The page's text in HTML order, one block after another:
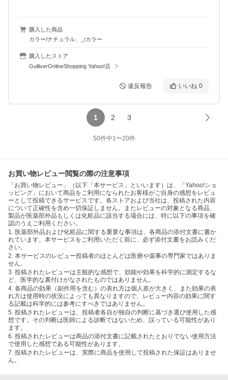
購入した商品
カラー/ナチュラル、_/カラー
購入したストア
GulliverOnlineShopping Yahoo!店
違反報告 いいね 0
1 2 3
50件中1〜20件
お買い物レビュー閲覧の際の注意事項
「お買い物レビュー」（以下「本サービス」といいます）は、「Yahoo!ショ
ッピング」において商品をご利用になられたお客様がご自身の感想をレビュ
ーとして投稿できるサービスです。各ストアおよび当社は、投稿された内容
について正確性を含め一切保証しません。またレビューの対象となる商品、
製品が医薬部外品もしくは化粧品に該当する場合には、特に以下の事項を確
認のうえご利用ください。
1. 医薬部外品および化粧品に関する重要な事項は、各商品の添付文書に書か
れています。本サービスをご利用いただく前に、必ず添付文書をお読みくだ
さい。
2. 本サービスのレビュー投稿者のほとんどは医療や薬事の専門家ではありま
せん。
3. 投稿されたレビューは主観的な感想で、効能や効果を科学的に測定するな
ど、医学的な裏付けがなされたものではありません。
4. 各商品の効果（副作用を含む）の表れ方は個人差が大きく、また効果の表
れ方は使用時の状況によっても異なりますので、レビュー内容の効果に関す
る記載は科学的には参考にすべきではありません。
5. 投稿されたレビューは、投稿者各自が独自の判断に基づき選び使用した感
想です。その判断は医師による診断ではないため、誤っている可能性があり
ます。
6. 投稿されたレビューは商品の添付文書に記載されたとおりでない使用方法
で使用した感想である可能性があります。
7. 投稿されたレビューは、実際に商品を使用して投稿された保証はありませ
ん。